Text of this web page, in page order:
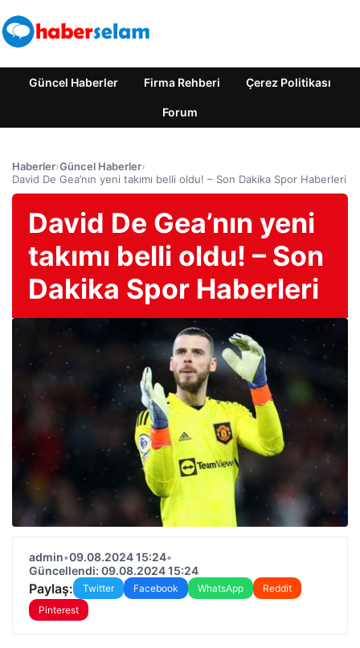
Güncel Haberler Firma Rehberi Çerez Politikası
Forum
Haberler›Güncel Haberler›
David De Gea’nın yeni takımı belli oldu! – Son Dakika Spor Haberleri
David De Gea’nın yeni
takımı belli oldu! – Son
Dakika Spor Haberleri
admin•09.08.2024 15:24•
Güncellendi: 09.08.2024 15:24
Paylaş: Twitter Facebook WhatsApp
Reddit
Pinterest